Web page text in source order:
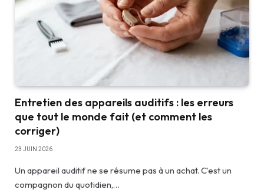
Entretien des appareils auditifs : les erreurs
que tout le monde fait (et comment les
corriger)
23 JUIN 2026
Un appareil auditif ne se résume pas à un achat. C’est un
compagnon du quotidien,…